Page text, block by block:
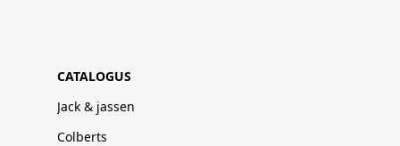
CATALOGUS
Jack & jassen
Colberts